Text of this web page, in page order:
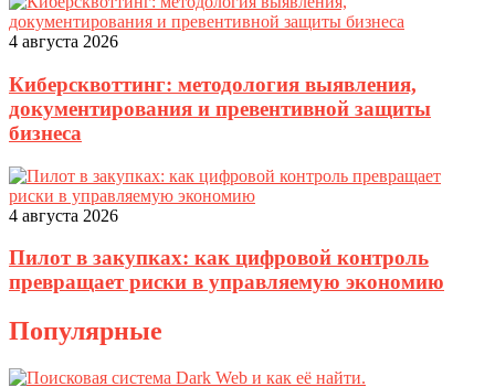
4 августа 2026
Киберсквоттинг: методология выявления,
документирования и превентивной защиты
бизнеса
4 августа 2026
Пилот в закупках: как цифровой контроль
превращает риски в управляемую экономию
Популярные